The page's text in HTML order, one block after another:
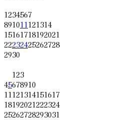
1234567
891011121314
15161718192021
22232425262728
2930
123
45678910
11121314151617
18192021222324
25262728293031